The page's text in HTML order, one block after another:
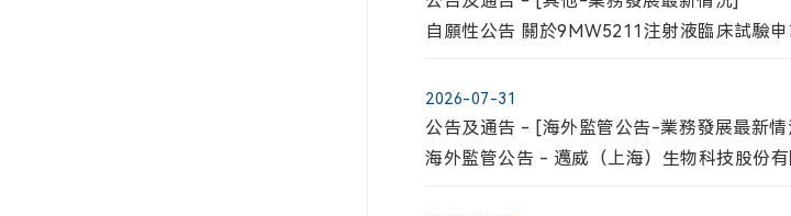
自願性公告 關於9MW5211注射液臨床試驗
2026-07-31
公告及通告 - [海外監管公告-業務發展最新情
海外監管公告 - 邁威（上海）生物科技股份
2025 年度環境、社會及管治報告
公司地址:
上海市浦東新區李冰路